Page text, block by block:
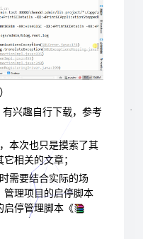
有兴趣自行下载，参考
本次也只是摸索了其
相关的文章；
需要结合实际的场
管理项目的启停脚本
启停管理脚本《